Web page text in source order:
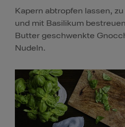
Kapern abtropfen lassen,
und mit Basilikum
Butter geschwenkte
Nudeln.